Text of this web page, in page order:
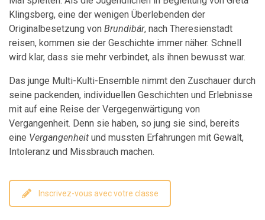
Klingsberg, eine der wenigen Überlebenden der
Originalbesetzung von Brundibár, nach Theresienstadt
reisen, kommen sie der Geschichte immer näher. Schnell
wird klar, dass sie mehr verbindet, als ihnen bewusst war.
Das junge Multi-Kulti-Ensemble nimmt den Zuschauer durch
seine packenden, individuellen Geschichten und Erlebnisse
mit auf eine Reise der Vergegenwärtigung von
Vergangenheit. Denn sie haben, so jung sie sind, bereits
eine Vergangenheit und mussten Erfahrungen mit Gewalt,
Intoleranz und Missbrauch machen.
Inscrivez-vous avec votre classe